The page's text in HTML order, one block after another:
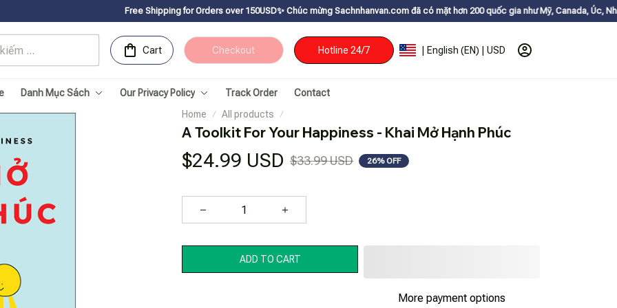
Free Shipping for Orders over 150USDㅤ✨ Chúc mừng Sachnhanvan.com đã có mặt hơn 200 quốc gia như Mỹ, Canada, Úc, Nhật, Hàn, và các
Cart Checkout Hotline 24/7 | English (EN) | USD
Danh Mục Sách Our Privacy Policy Track Order
Contact
Home
All products
A Toolkit For Your Happiness - Khai Mở Hạnh Phúc
$24.99 USD $33.99 USD 26% OFF
ADD TO CART
More payment options